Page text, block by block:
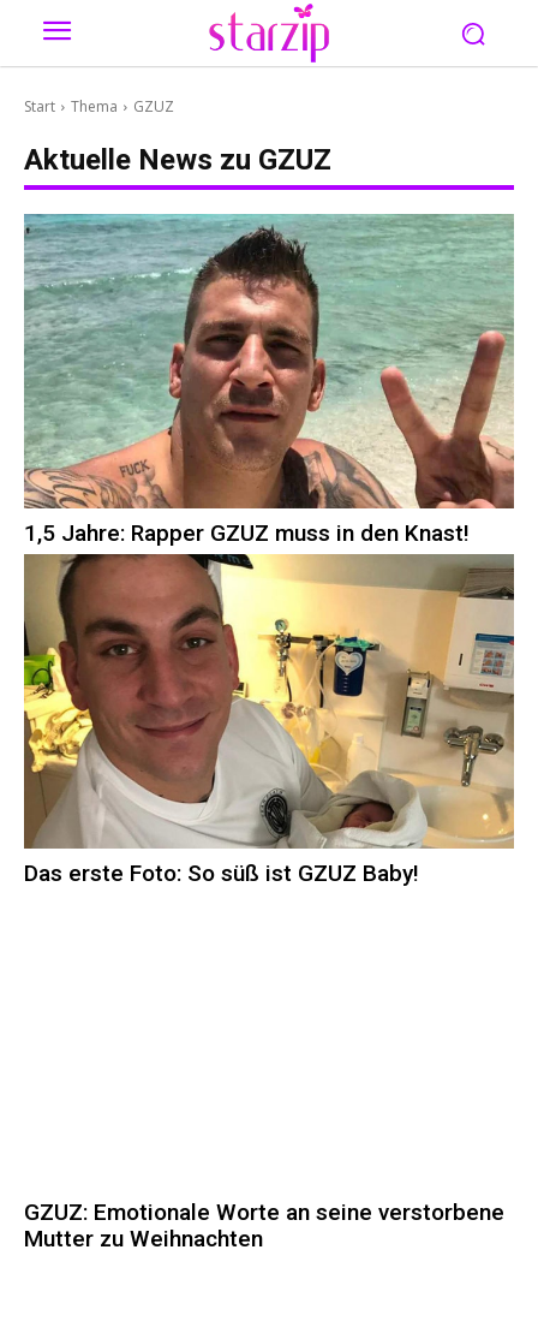
Start Thema GZUZ
Aktuelle News zu GZUZ
1,5 Jahre: Rapper GZUZ muss in den Knast!
Das erste Foto: So süß ist GZUZ Baby!
GZUZ: Emotionale Worte an seine verstorbene
Mutter zu Weihnachten